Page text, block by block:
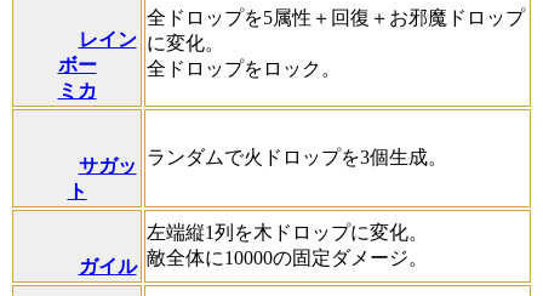
レイン
ボー
ミカ
全ドロップを5属性＋回復＋お邪魔ドロップ
に変化。
全ドロップをロック。
サガッ
ト
ランダムで火ドロップを3個生成。
ガイル
左端縦1列を木ドロップに変化。
敵全体に10000の固定ダメージ。